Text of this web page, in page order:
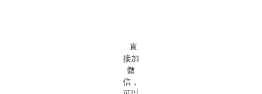
直
接加
微
信，